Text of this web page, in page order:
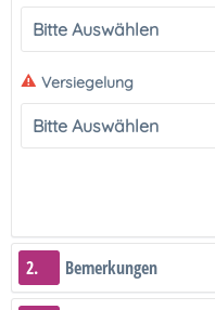
Versiegelung
2. Bemerkungen